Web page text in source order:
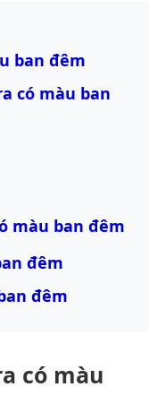
ban đêm
có màu ban
màu ban đêm
đêm
đêm
có màu